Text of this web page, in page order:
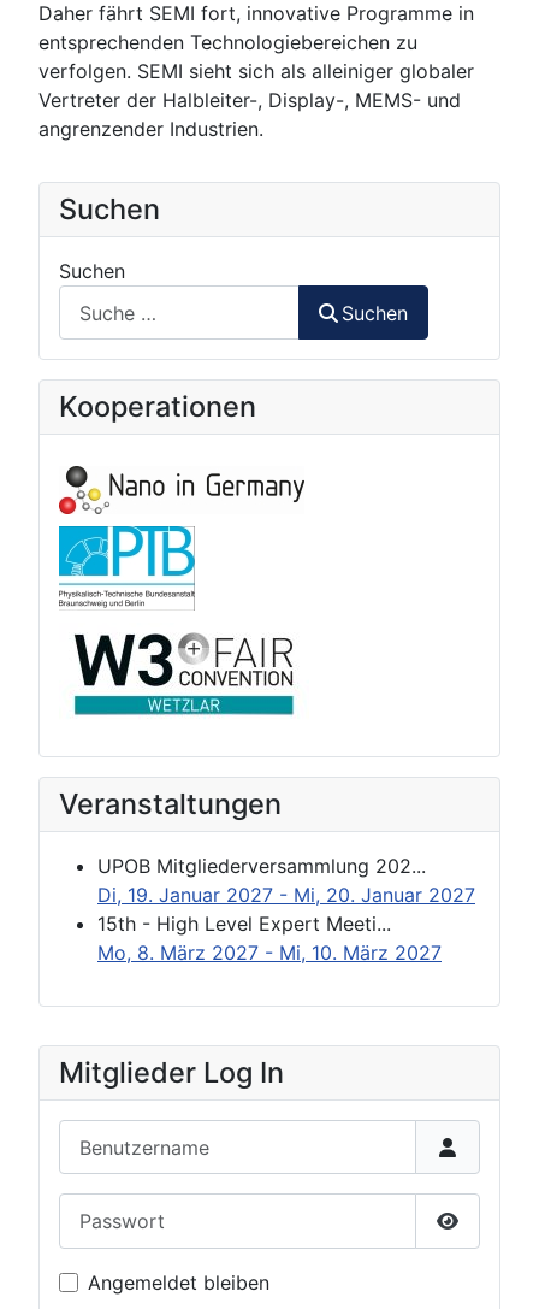
Mitglieder Log In
Passwort
Angemeldet bleiben
Daher fährt SEMI fort, innovative Programme in
entsprechenden Technologiebereichen zu
verfolgen. SEMI sieht sich als alleiniger globaler
Vertreter der Halbleiter-, Display-, MEMS- und
angrenzender Industrien.
Suchen
Suchen
Suchen
Kooperationen
Veranstaltungen
UPOB Mitgliederversammlung 202...
Di, 19. Januar 2027 - Mi, 20. Januar 2027
15th - High Level Expert Meeti...
Mo, 8. März 2027 - Mi, 10. März 2027